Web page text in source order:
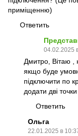
приміщенню)
Ответить
04.02.2025
Дмитро, Вітаю ,
якщо буде
підключити по
додати дві
Ответить
Ольга
22.01.2025 в